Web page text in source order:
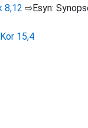
8,12 ⇨Esyn:
15,4